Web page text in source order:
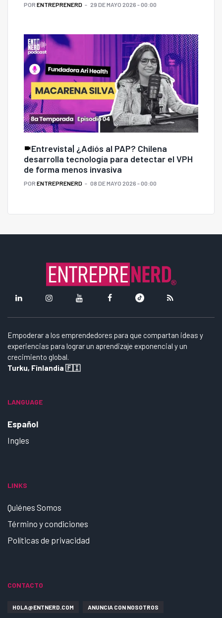
POR ENTREPRENERD 29 DE MAYO 2026 - 00:00
Entrevista| ¿Adiós al PAP? Chilena
desarrolla tecnología para detectar el VPH
de forma menos invasiva
POR ENTREPRENERD 08 DE MAYO 2026 - 00:00
Empoderar a los emprendedores para que compartan ideas y
experiencias para lograr un aprendizaje exponencial y un
crecimiento global.
Turku, Finlandia 🇫🇮
LANGUAGE
Español
Ingles
LINKS
Quiénes Somos
Término y condiciones
Políticas de privacidad
CONTACTO
HOLA@ENTNERD.COM ANUNCIA CON NOSOTROS